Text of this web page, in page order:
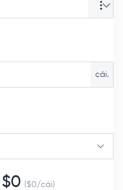
cái.
$0 ($0/cái)